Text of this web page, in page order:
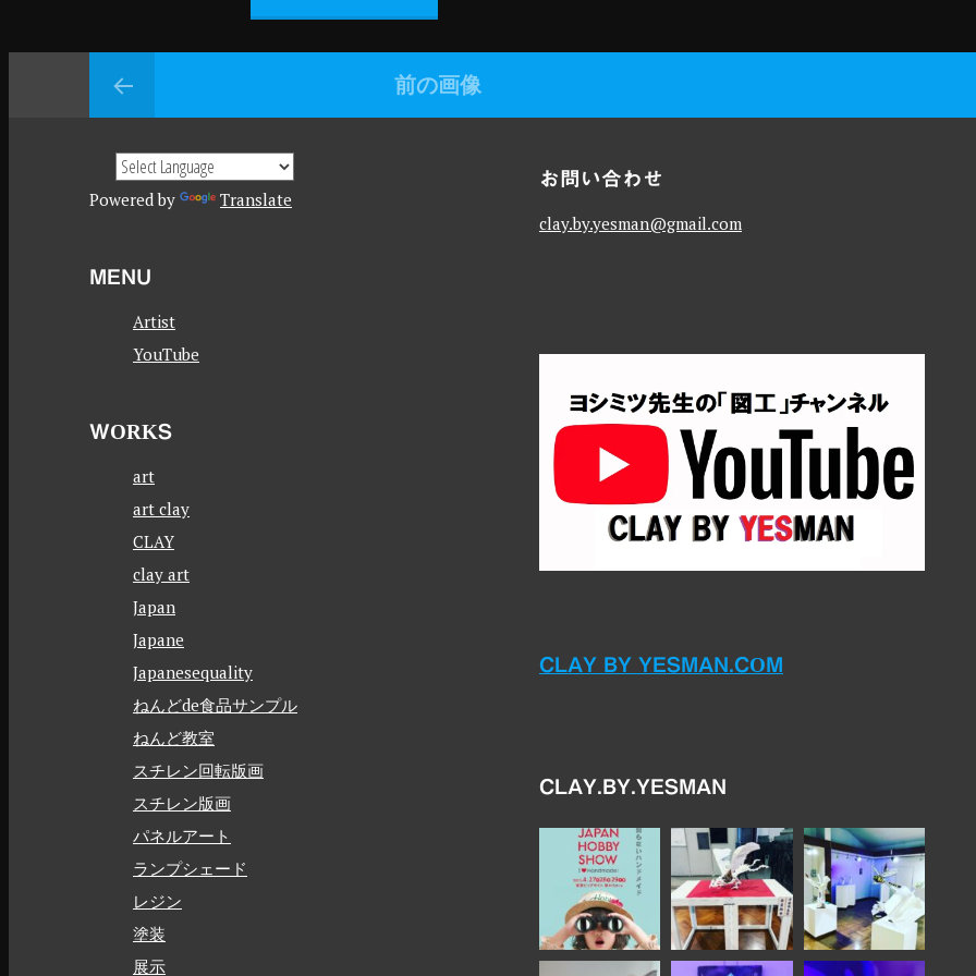
前の画像
Powered by Translate
MENU
Artist
YouTube
WORKS
art
art clay
CLAY
clay art
Japan
Japane
Japanesequality
ねんどde食品サンプル
ねんど教室
スチレン回転版画
スチレン版画
パネルアート
ランプシェード
レジン
塗装
展示
お問い合わせ
clay.by.yesman@gmail.com
CLAY BY YESMAN.COM
CLAY.BY.YESMAN